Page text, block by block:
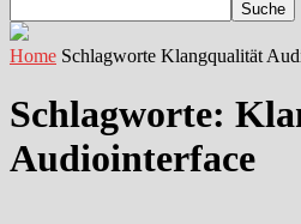
Home Schlagworte Klangqualität
Schlagworte:
Audiointerface